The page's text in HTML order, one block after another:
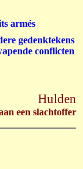
Hulden
een slachtoffer
armés
gedenktekens
conflicten